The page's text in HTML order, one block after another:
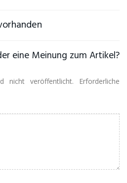
eine Meinung zum Artikel?
nicht veröffentlicht. Erforderliche